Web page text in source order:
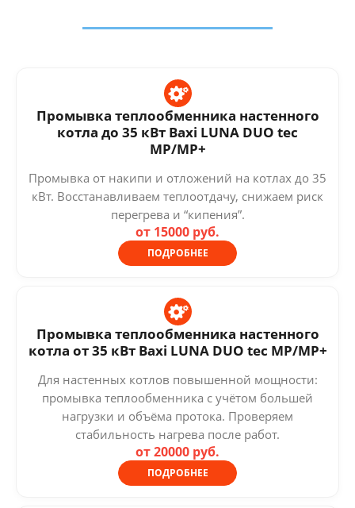
Промывка теплообменника настенного
котла до 35 кВт Baxi LUNA DUO tec
MP/MP+
Промывка от накипи и отложений на котлах до 35
кВт. Восстанавливаем теплоотдачу, снижаем риск
перегрева и “кипения”.
от 15000 руб.
ПОДРОБНЕЕ
Промывка теплообменника настенного
котла от 35 кВт Baxi LUNA DUO tec MP/MP+
Для настенных котлов повышенной мощности:
промывка теплообменника с учётом большей
нагрузки и объёма протока. Проверяем
стабильность нагрева после работ.
от 20000 руб.
ПОДРОБНЕЕ